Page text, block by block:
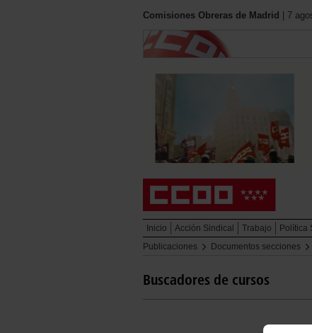
Comisiones Obreras de Madrid | 7
Inicio Acción Sindical Trabajo Política
Publicaciones
Documentos secciones
Buscadores de cursos